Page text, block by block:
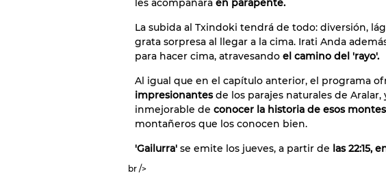
les acompañará en parapente.
La subida al Txindoki tendrá de todo: diversión,
grata sorpresa al llegar a la cima. Irati Anda
para hacer cima, atravesando el camino del 'rayo'.
Al igual que en el capítulo anterior, el programa
impresionantesde los parajes naturales de
inmejorable de conocer la historia de esos montes
montañeros que los conocen bien.
'Gailurra' se emite los jueves, a partir de las 22:15,
br />